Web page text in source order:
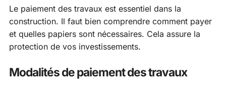
Le paiement des travaux est essentiel dans la
construction. Il faut bien comprendre comment payer
et quelles papiers sont nécessaires. Cela assure la
protection de vos investissements.
Modalités de paiement des travaux